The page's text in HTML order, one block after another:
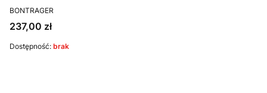
PRODUCENT
BONTRAGER
Cena
237,00 zł
Dostępność: brak